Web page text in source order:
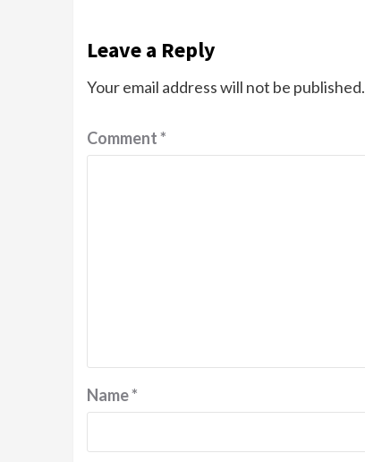
Leave a Reply
Your email address will not be published.
Comment*
Name*